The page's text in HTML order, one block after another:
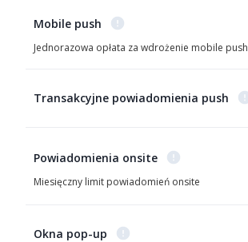
Mobile push
Jednorazowa opłata za wdrożenie mobile push
Transakcyjne powiadomienia push
Powiadomienia onsite
Miesięczny limit powiadomień onsite
Okna pop-up